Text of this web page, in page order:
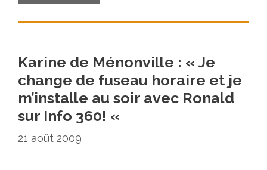
Karine de Ménonville : « Je
change de fuseau horaire et je
m’installe au soir avec Ronald
sur Info 360! «
21 août 2009